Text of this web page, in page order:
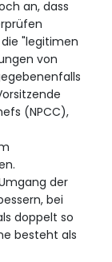
an, dass
"legitimen
von
(NPCC),
der
bei
doppelt so
besteht als